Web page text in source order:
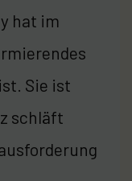
hat im
Sie ist
schläft